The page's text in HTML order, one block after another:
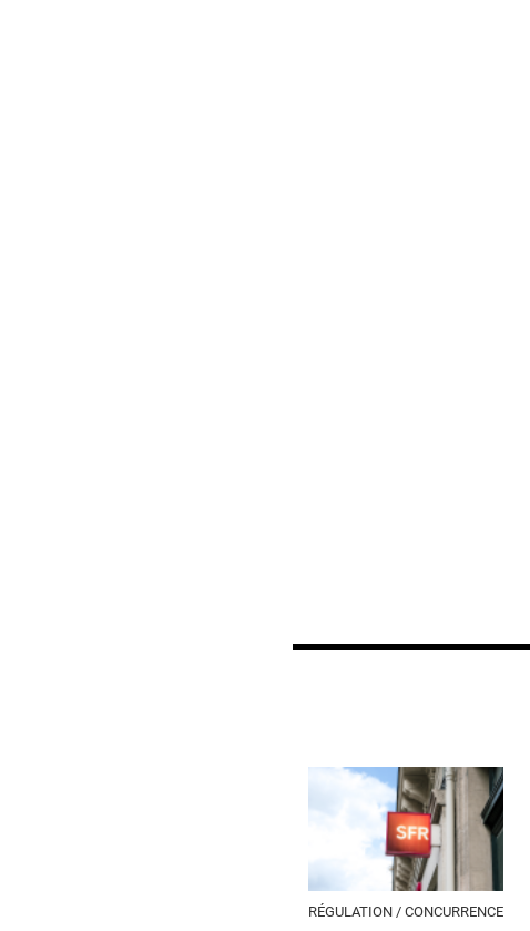
RÉGULATION / CONCURRENCE